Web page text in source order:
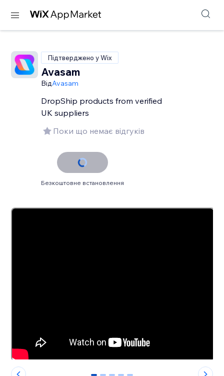
Підтверджено у Wix
Avasam
ВідAvasam
DropShip products from verified
UK suppliers
Поки що немає відгуків
Безкоштовне встановлення